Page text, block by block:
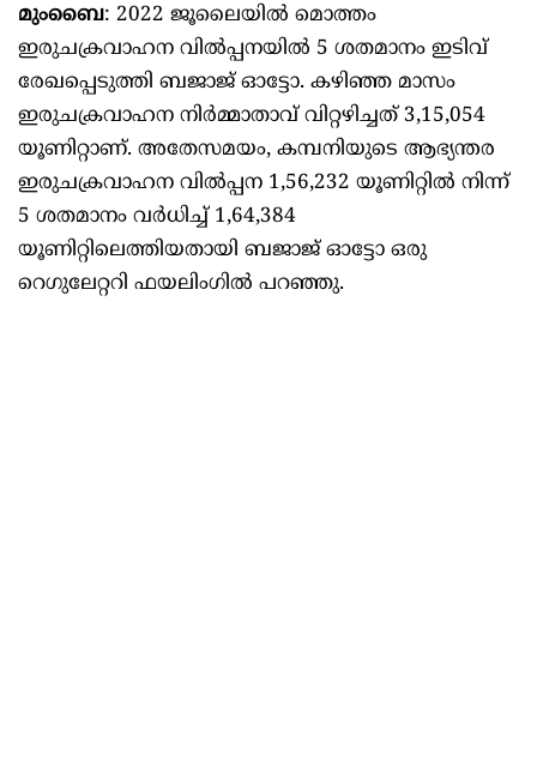
മുംബൈ: 2022 ജൂലൈയിൽ മൊത്തം
ഇരുചക്രവാഹന വിൽപ്പനയിൽ 5 ശതമാനം ഇടിവ്
രേഖപ്പെടുത്തി ബജാജ് ഓട്ടോ. കഴിഞ്ഞ മാസം
ഇരുചക്രവാഹന നിർമ്മാതാവ് വിറ്റഴിച്ചത് 3,15,054
യൂണിറ്റാണ്. അതേസമയം, കമ്പനിയുടെ ആഭ്യന്തര
ഇരുചക്രവാഹന വിൽപ്പന 1,56,232 യൂണിറ്റിൽ നിന്ന്
5 ശതമാനം വർധിച്ച് 1,64,384
യൂണിറ്റിലെത്തിയതായി ബജാജ് ഓട്ടോ ഒരു
റെഗുലേറ്ററി ഫയലിംഗിൽ പറഞ്ഞു.